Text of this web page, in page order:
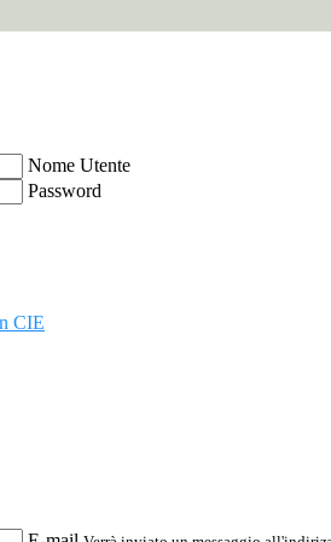
Nome Utente
Password
CIE